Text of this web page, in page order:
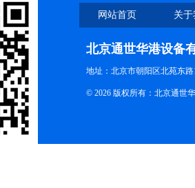
网站首页 关
北京通世华港设备
地址：北京市朝阳区北苑东路
© 2026 版权所有：北京通世